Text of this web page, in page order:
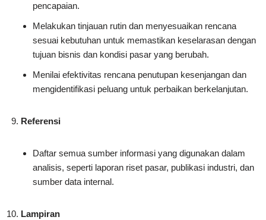
pencapaian.
Melakukan tinjauan rutin dan menyesuaikan rencana
sesuai kebutuhan untuk memastikan keselarasan dengan
tujuan bisnis dan kondisi pasar yang berubah.
Menilai efektivitas rencana penutupan kesenjangan dan
mengidentifikasi peluang untuk perbaikan berkelanjutan.
Referensi
Daftar semua sumber informasi yang digunakan dalam
analisis, seperti laporan riset pasar, publikasi industri, dan
sumber data internal.
Lampiran